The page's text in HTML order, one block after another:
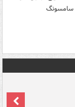
سامسونگ